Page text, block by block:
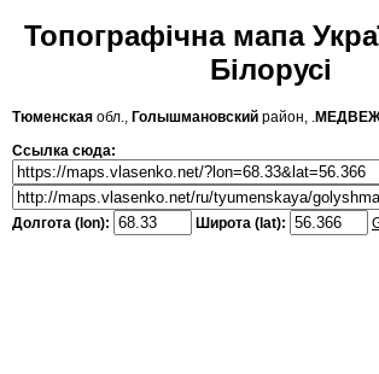
Топографічна мапа
Білорусі
Тюменская обл., Голышмановский район, .
Ссылка сюда:
Долгота (lon): Широта (lat):